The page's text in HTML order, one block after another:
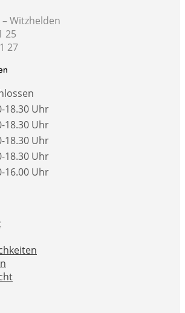
Witzhelden
25
27
18.30 Uhr
18.30 Uhr
18.30 Uhr
18.30 Uhr
16.00 Uhr